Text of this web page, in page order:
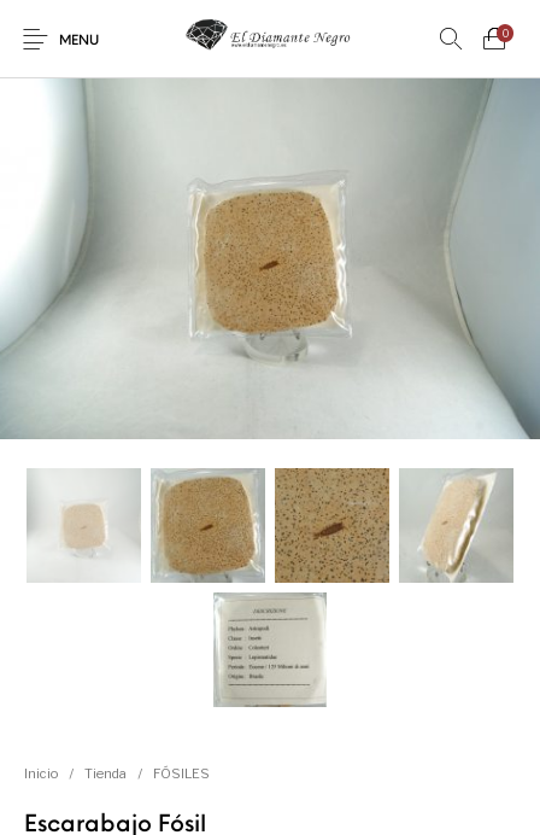
MENU
0
Novedades En oferta ! DECORACIÓN
METEORITOS
CONSUMO
Inicio / Tienda / FÓSILES
Escarabajo Fósil